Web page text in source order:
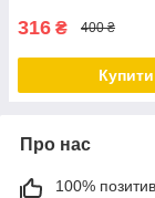
316 ₴ 400 ₴
Купити
Про нас
100%